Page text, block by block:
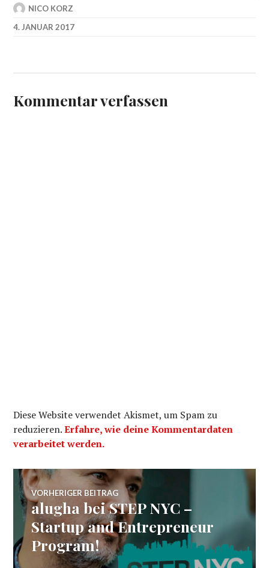
NICO KORZ
4. JANUAR 2017
Kommentar verfassen
Diese Website verwendet Akismet, um Spam zu
reduzieren.Erfahre, wie deine Kommentardaten
verarbeitet werden.
Beitragsnavigation
VORHERIGER BEITRAG
Vorheriger
Beitrag:
alugha bei STEP NYC –
Startup and Entrepreneur
Program!